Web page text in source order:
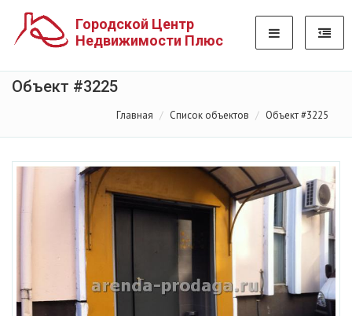
Городской Центр
Недвижимости Плюс
Объект #3225
Главная Список объектов Объект #3225